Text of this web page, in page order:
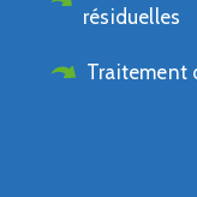
résiduelles
Traitement